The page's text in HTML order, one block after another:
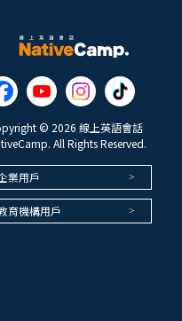
© 2026 線上英語會話
All Rights Reserved.
業用戶
育機構用戶